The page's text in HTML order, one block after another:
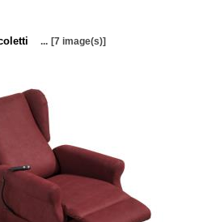
... [7 image(s)]